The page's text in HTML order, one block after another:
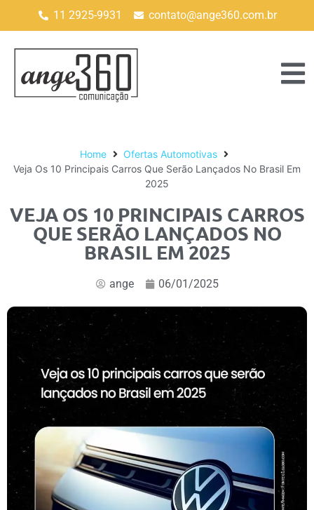
11 2925-9931 contato@ange360.com.br
Home
Ofertas Automotivas
Veja Os 10 Principais Carros Que Serão Lançados No Brasil Em
2025
VEJA OS 10 PRINCIPAIS CARROS
QUE SERÃO LANÇADOS NO
BRASIL EM 2025
ange 06/01/2025